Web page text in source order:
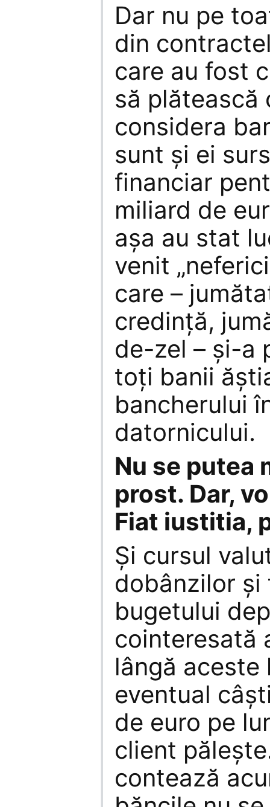
Dar nu pe
din
care au fost
să plătească
considera
sunt şi ei
financiar
miliard de
aşa au stat
venit
care –
credinţă,
de-zel – şi-a
toţi banii
bancherului
datornicului.
Nu se putea
prost. Dar,
Fiat iustitia,
Și cursul
dobânzilor şi
bugetului
cointeresată
lângă aceste
eventual
de euro pe
client
contează